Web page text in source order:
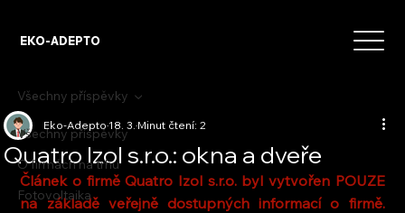
EKO-ADEPTO
Všechny příspěvky
O firmách na trhu
Fotovoltaika
Všechny příspěvky
Quatro Izol s.r.o.: okna a dveře
Eko-Adepto18. 3.Minut čtení: 2
Článek o firmě Quatro Izol s.r.o. byl vytvořen POUZE
na základě veřejně dostupných informací o firmě.